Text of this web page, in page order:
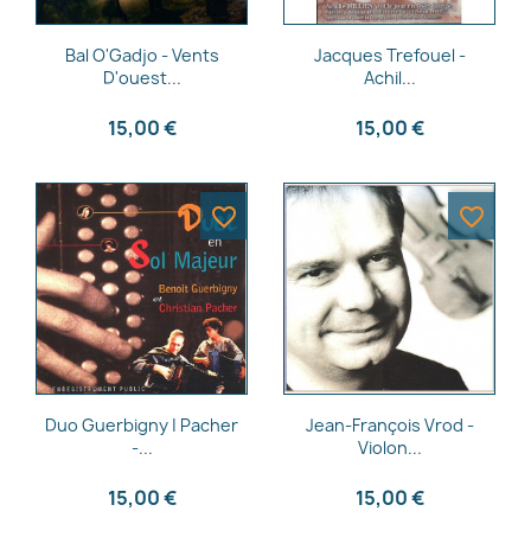
Aperçu rapide
Bal O'Gadjo - Vents
D'ouest...
15,00 €
Aperçu rapide
Jacques Trefouel -
Achil...
15,00 €
Aperçu rapide
Duo Guerbigny | Pacher
-...
15,00 €
favorite_border
Aperçu rapide
Jean-François Vrod -
Violon...
15,00 €
favorite_border